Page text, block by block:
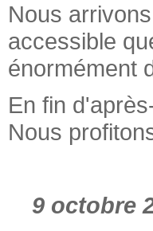
Nous
accessible
énormément
En fin
Nous
9 octobre